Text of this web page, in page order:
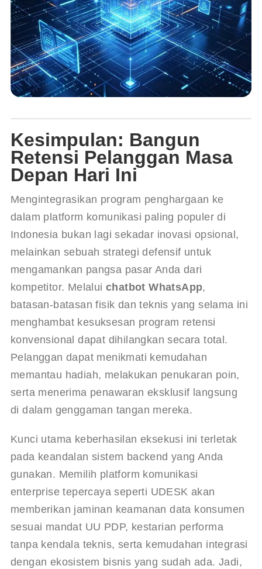
Kesimpulan: Bangun
Retensi Pelanggan Masa
Depan Hari Ini
Mengintegrasikan program penghargaan ke
dalam platform komunikasi paling populer di
Indonesia bukan lagi sekadar inovasi opsional,
melainkan sebuah strategi defensif untuk
mengamankan pangsa pasar Anda dari
kompetitor. Melalui chatbot WhatsApp,
batasan-batasan fisik dan teknis yang selama ini
menghambat kesuksesan program retensi
konvensional dapat dihilangkan secara total.
Pelanggan dapat menikmati kemudahan
memantau hadiah, melakukan penukaran poin,
serta menerima penawaran eksklusif langsung
di dalam genggaman tangan mereka.
Kunci utama keberhasilan eksekusi ini terletak
pada keandalan sistem backend yang Anda
gunakan. Memilih platform komunikasi
enterprise tepercaya seperti UDESK akan
memberikan jaminan keamanan data konsumen
sesuai mandat UU PDP, kestarian performa
tanpa kendala teknis, serta kemudahan integrasi
dengan ekosistem bisnis yang sudah ada. Jadi,